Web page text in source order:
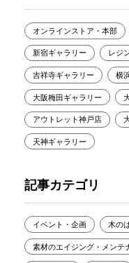
オンラインストア・本部
新宿ギャラリー レジ
吉祥寺ギャラリー 横
大阪梅田ギャラリー
アウトレット神戸店
天神ギャラリー
記事カテゴリ
イベント・企画 木の
素材のエイジング・メンテ